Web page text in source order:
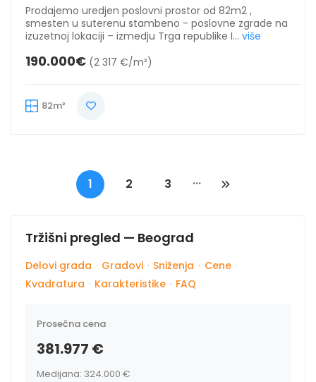
Prodajemo uredjen poslovni prostor od 82m2 ,
smesten u suterenu stambeno - poslovne zgrade na
izuzetnoj lokaciji – izmedju Trga republike I... više
190.000€ (2 317 €/m²)
82m²
1 2 3 ...
Tržišni pregled — Beograd
Delovi grada · Gradovi · Sniženja · Cene ·
Kvadratura · Karakteristike · FAQ
Prosečna cena
381.977 €
Medijana: 324.000 €